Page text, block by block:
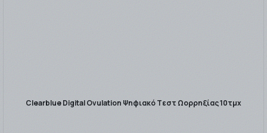
Clearblue Digital Ovulation Ψηφιακό Tεστ Ωορρηξίας 10τμχ